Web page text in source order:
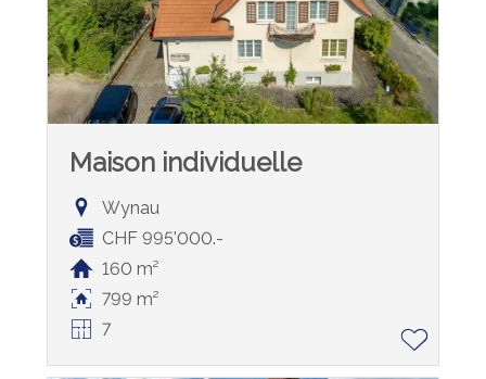
Maison individuelle
Wynau
CHF 995'000.-
160 m²
799 m²
7